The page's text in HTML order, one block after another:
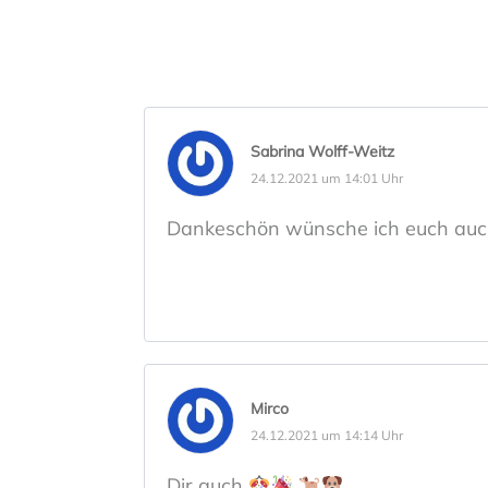
Sabrina Wolff-Weitz
24.12.2021 um 14:01 Uhr
Dankeschön wünsche ich euch
Mirco
24.12.2021 um 14:14 Uhr